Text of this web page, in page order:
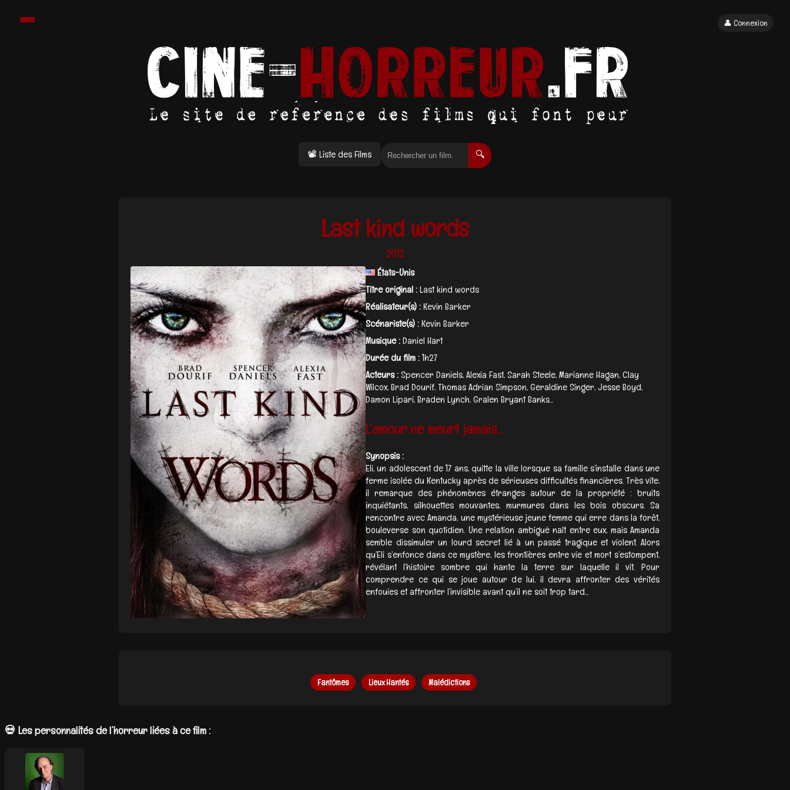
📽 Liste des Films 🔍
👤 Connexion
Last kind words
2012
États-Unis
Titre original :Last kind words
Réalisateur(s) :Kevin Barker
Scénariste(s) :Kevin Barker
Musique :Daniel Hart
Durée du film :1h27
Acteurs :Spencer Daniels, Alexia Fast, Sarah Steele, Marianne Hagan, Clay
Wilcox, Brad Dourif, Thomas Adrian Simpson, Geraldine Singer, Jesse Boyd,
Damon Lipari, Braden Lynch, Gralen Bryant Banks...
L’amour ne meurt jamais...
Synopsis :
Eli, un adolescent de 17 ans, quitte la ville lorsque sa famille s’installe dans une
ferme isolée du Kentucky après de sérieuses difficultés financières. Très vite,
il remarque des phénomènes étranges autour de la propriété : bruits
inquiétants, silhouettes mouvantes, murmures dans les bois obscurs. Sa
rencontre avec Amanda, une mystérieuse jeune femme qui erre dans la forêt,
bouleverse son quotidien. Une relation ambiguë naît entre eux, mais Amanda
semble dissimuler un lourd secret lié à un passé tragique et violent. Alors
qu’Eli s’enfonce dans ce mystère, les frontières entre vie et mort s’estompent,
révélant l’histoire sombre qui hante la terre sur laquelle il vit. Pour
comprendre ce qui se joue autour de lui, il devra affronter des vérités
enfouies et affronter l’invisible avant qu’il ne soit trop tard...
Fantômes Lieux Hantés Malédictions
💀 Les personnalités de l’horreur liées à ce film :